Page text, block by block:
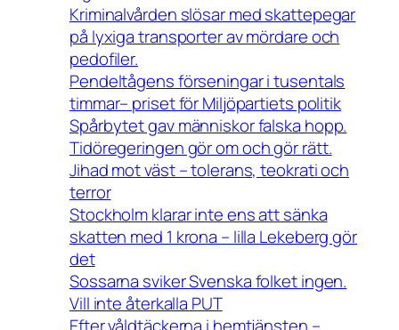
Kriminalvården slösar med skattepegar
på lyxiga transporter av mördare och
pedofiler.
Pendeltågens förseningar i tusentals
timmar– priset för Miljöpartiets politik
Spårbytet gav människor falska hopp.
Tidöregeringen gör om och gör rätt.
Jihad mot väst – tolerans, teokrati och
terror
Stockholm klarar inte ens att sänka
skatten med 1 krona – lilla Lekeberg gör
det
Sossarna sviker Svenska folket ingen.
Vill inte återkalla PUT
Efter våldtäckerna i hemtjänsten –